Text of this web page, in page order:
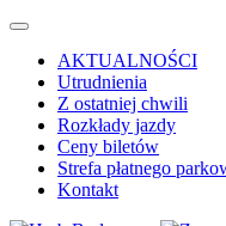
AKTUALNOŚCI
Utrudnienia
Z ostatniej chwili
Rozkłady jazdy
Ceny biletów
Strefa płatnego
Kontakt